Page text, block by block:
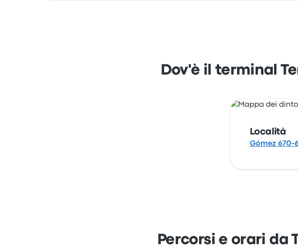
Dov'è il terminal
Località
Gómez 670-
Percorsi e orari da